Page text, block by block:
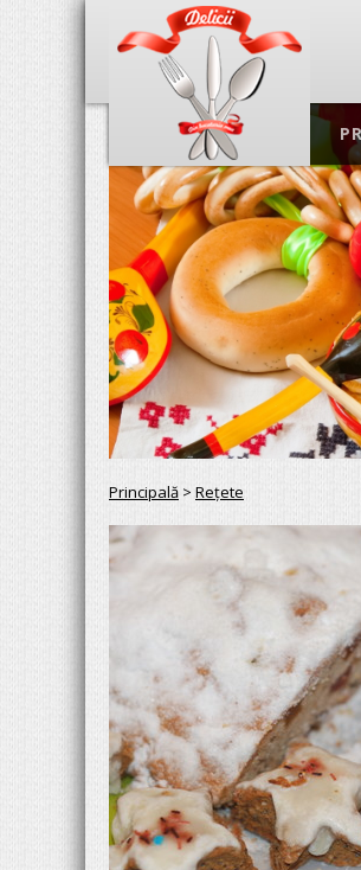
Principală > Reţete